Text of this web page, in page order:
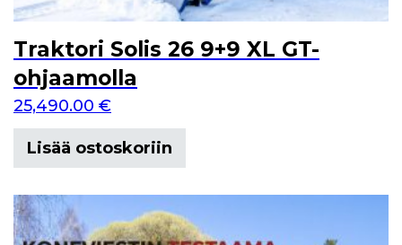
Traktori Solis 26 9+9 XL GT-
ohjaamolla
25,490.00 €
Lisää ostoskoriin